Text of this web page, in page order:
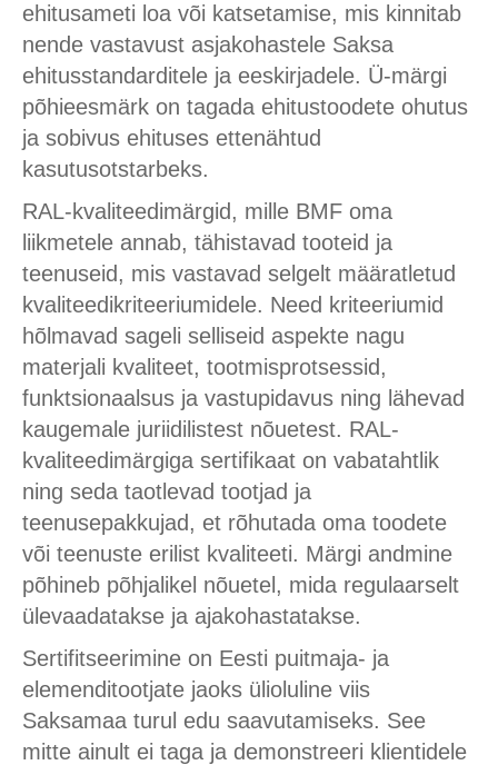
ehitusameti loa või katsetamise, mis kinnitab
nende vastavust asjakohastele Saksa
ehitusstandarditele ja eeskirjadele. Ü-märgi
põhieesmärk on tagada ehitustoodete ohutus
ja sobivus ehituses ettenähtud
kasutusotstarbeks.
RAL-kvaliteedimärgid, mille BMF oma
liikmetele annab, tähistavad tooteid ja
teenuseid, mis vastavad selgelt määratletud
kvaliteedikriteeriumidele. Need kriteeriumid
hõlmavad sageli selliseid aspekte nagu
materjali kvaliteet, tootmisprotsessid,
funktsionaalsus ja vastupidavus ning lähevad
kaugemale juriidilistest nõuetest. RAL-
kvaliteedimärgiga sertifikaat on vabatahtlik
ning seda taotlevad tootjad ja
teenusepakkujad, et rõhutada oma toodete
või teenuste erilist kvaliteeti. Märgi andmine
põhineb põhjalikel nõuetel, mida regulaarselt
ülevaadatakse ja ajakohastatakse.
Sertifitseerimine on Eesti puitmaja- ja
elemenditootjate jaoks ülioluline viis
Saksamaa turul edu saavutamiseks. See
mitte ainult ei taga ja demonstreeri klientidele